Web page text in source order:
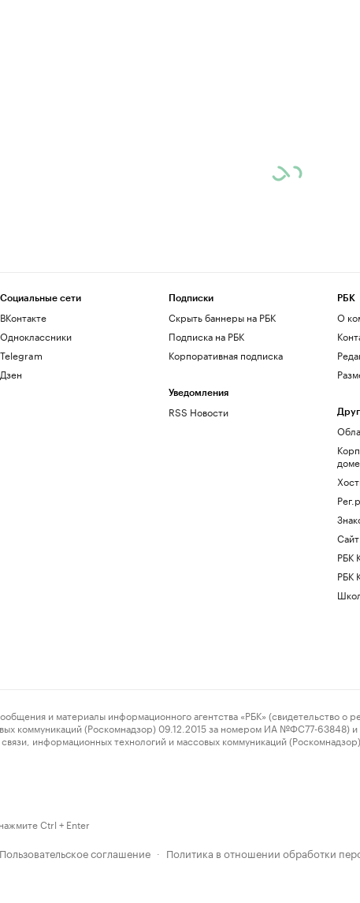
Социальные сети
ВКонтакте
Одноклассники
Telegram
Дзен
Подписки
Скрыть баннеры на РБК
Подписка на РБК
Корпоративная подписка
Уведомления
RSS Новости
РБК
О
РБК
РБК
и материалы информационного агентства «РБК» (свидетельство о
коммуникаций (Роскомнадзор) 09.12.2015 за номером ИА №ФС77-63848) и
информационных технологий и массовых коммуникаций
Ctrl + Enter
Пользовательское соглашение · Политика в отношении обработки